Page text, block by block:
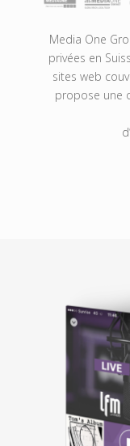
Media One
privées en
sites web
propose une